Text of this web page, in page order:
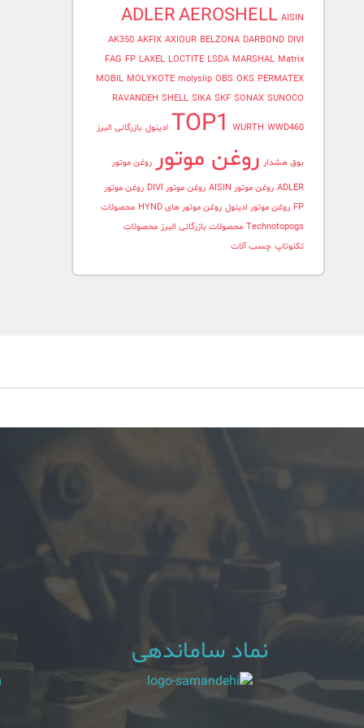
ADLERAEROSHELL AISIN
AK350 AKFIX AXIOUR BELZONA DARBOND DIVI
FAG FP LAXEL LOCTITE LSDA MARSHAL Matrix
MOBIL MOLYKOTE molyslip OBS OKS PERMATEX
RAVANDEH SHELL SIKA SKF SONAX SUNOCO
TOP1 WURTH WWD460 ادینول بازرگانی البرز
بوق هشدار روغن موتور روغن موتور
ADLER روغن موتور AISIN روغن موتور DIVI
روغن موتور
FP روغن موتور ادینول روغن موتور های HYND
محصولات
Technotopogs محصولات بازرگانی البرز محصولات
تکنوتاپ چسب آلات
نماد ساماندهی